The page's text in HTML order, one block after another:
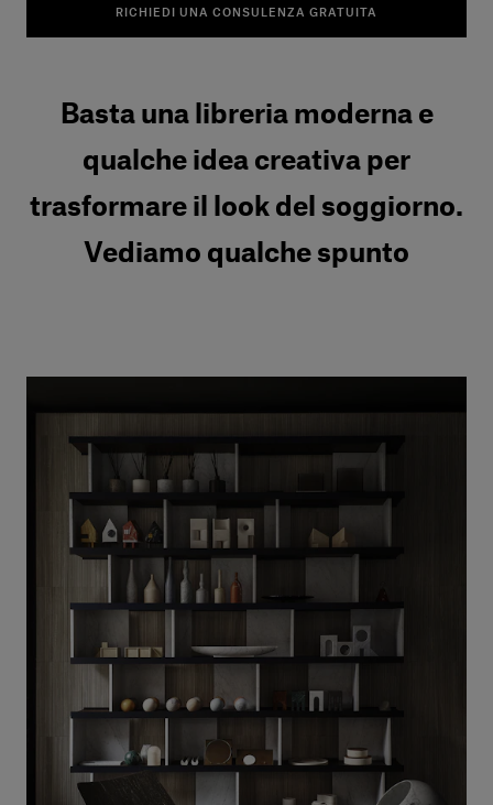
Basta una libreria moderna e
qualche idea creativa per
trasformare il look del soggiorno.
Vediamo qualche spunto
RICHIEDI UNA CONSULENZA GRATUITA